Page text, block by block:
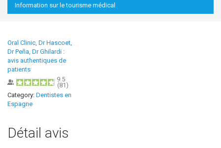
Information sur le tourisme médical
Oral Clinic, Dr Hascoet,
Dr Peña, Dr Ghilardi :
avis authentiques de
patients
9.5
(81 )
Category: Dentistes en
Espagne
Détail avis